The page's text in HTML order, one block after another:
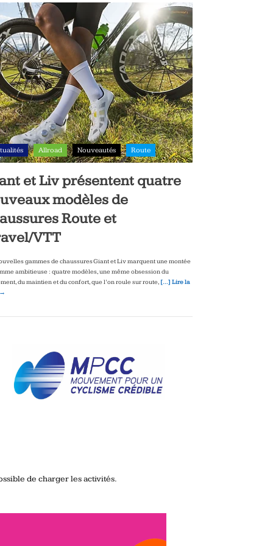
Allroad Nouveautés Route
et Liv présentent quatre
modèles de
Route et
VTT
gammes de chaussures Giant et Liv marquent une montée
ambitieuse : quatre modèles, une même obsession du
du maintien et du confort, que l’on roule sur route, […] Lire la
de charger les activités.